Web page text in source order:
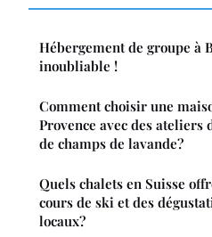
Hébergement de groupe à
inoubliable !
Comment choisir une
Provence avec des ateliers
de champs de lavande?
Quels chalets en Suisse
cours de ski et des
locaux?